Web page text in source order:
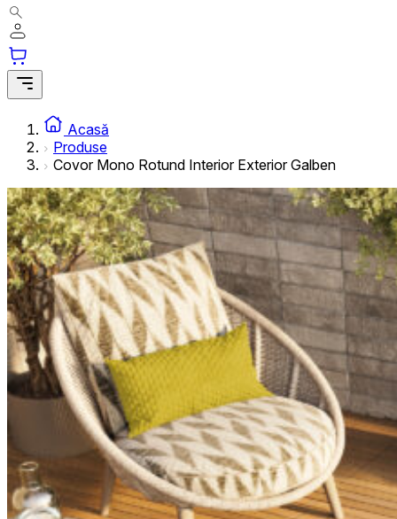
Acasă
Produse
Covor Mono Rotund Interior Exterior Galben
interesante pentru utilizatori și, astfel, mai valoroase
Cookie-urile neclasificate
Cookie-urile neclasificate sunt cookie-uri aflate în